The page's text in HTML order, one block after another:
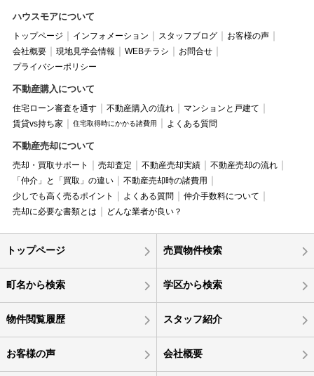
ハウスモアについて
トップページ インフォメーション スタッフブログ
お客様の声
会社概要
現地見学会情報 WEBチラシ
お問合せ
プライバシーポリシー
不動産購入について
住宅ローン審査を通す 不動産購入の流れ
マンションと戸建て
賃貸vs持ち家
住宅取得時にかかる諸費用 よくある質問
不動産売却について
売却・買取サポート 売却査定 不動産売却実績
不動産売却の流れ
「仲介」と「買取」の違い
不動産売却時の諸費用
少しでも高く売るポイント
よくある質問
仲介手数料について
売却に必要な書類とは
どんな業者が良い？
トップページ 売買物件検索
町名から検索 学区から検索
物件閲覧履歴 スタッフ紹介
お客様の声 会社概要